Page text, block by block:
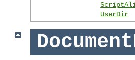
UserDir